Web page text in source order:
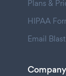
Plans &
HIPAA
Email Blast
Company